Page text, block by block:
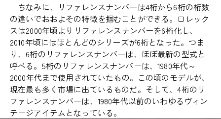
ちなみに、リファレンスナンバーは4桁から6桁の桁数
の違いでおおよその特徴を掴むことができる。ロレック
スは2000年頃よりリファレンスナンバーを6桁化し、
2010年頃にはほとんどのシリーズが6桁となった。つま
り、6桁のリファレンスナンバーは、ほぼ最新の型式と
呼べる。5桁のリファレンスナンバーは、1980年代～
2000年代まで使用されていたもの。この頃のモデルが、
現在最も多く市場に出ているものだ。そして、4桁のリ
ファレンスナンバーは、1980年代以前のいわゆるヴィン
テージアイテムとなっている。